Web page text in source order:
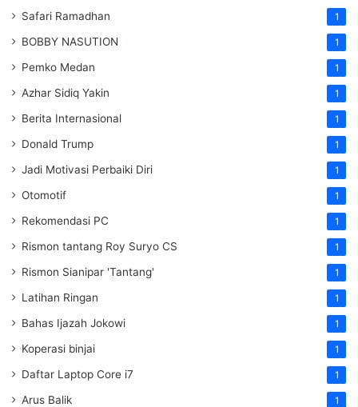
Safari Ramadhan 1
BOBBY NASUTION 1
Pemko Medan 1
Azhar Sidiq Yakin 1
Berita Internasional 1
Donald Trump 1
Jadi Motivasi Perbaiki Diri 1
Otomotif 1
Rekomendasi PC 1
Rismon tantang Roy Suryo CS 1
Rismon Sianipar 'Tantang' 1
Latihan Ringan 1
Bahas Ijazah Jokowi 1
Koperasi binjai 1
Daftar Laptop Core i7 1
Arus Balik 1